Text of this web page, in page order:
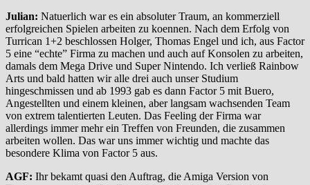
Julian: Natuerlich war es ein absoluter Traum, an kommerziell
erfolgreichen Spielen arbeiten zu koennen. Nach dem Erfolg von
Turrican 1+2 beschlossen Holger, Thomas Engel und ich, aus Factor
5 eine “echte” Firma zu machen und auch auf Konsolen zu arbeiten,
damals dem Mega Drive und Super Nintendo. Ich verließ Rainbow
Arts und bald hatten wir alle drei auch unser Studium
hingeschmissen und ab 1993 gab es dann Factor 5 mit Buero,
Angestellten und einem kleinen, aber langsam wachsenden Team
von extrem talentierten Leuten. Das Feeling der Firma war
allerdings immer mehr ein Treffen von Freunden, die zusammen
arbeiten wollen. Das war uns immer wichtig und machte das
besondere Klima von Factor 5 aus.
AGF: Ihr bekamt quasi den Auftrag, die Amiga Version von